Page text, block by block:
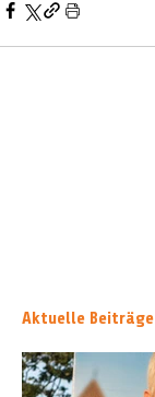
Aktuelle Beiträge